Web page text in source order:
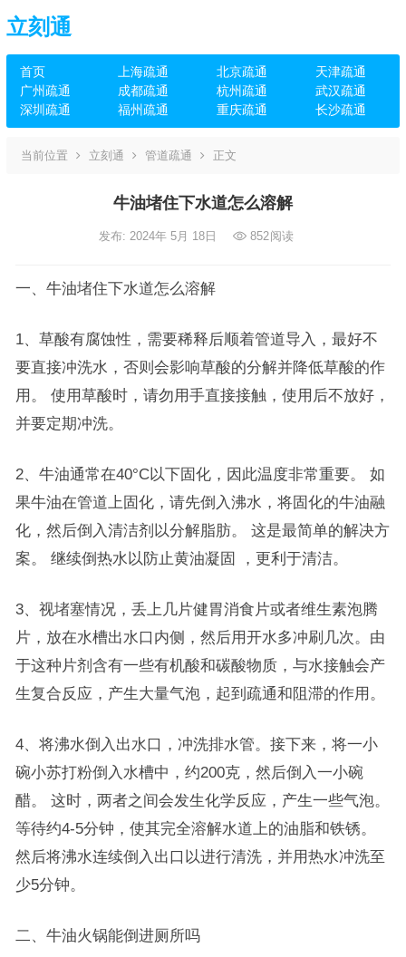
立刻通
首页 上海疏通 北京疏通
天津疏通
广州疏通
成都疏通 杭州疏通
武汉疏通
深圳疏通
福州疏通 重庆疏通 长沙疏通
当前位置 立刻通 管道疏通 正文
牛油堵住下水道怎么溶解
发布: 2024年 5月 18日 852阅读
一、牛油堵住下水道怎么溶解
1、草酸有腐蚀性，需要稀释后顺着管道导入，最好不
要直接冲洗水，否则会影响草酸的分解并降低草酸的作
用。 使用草酸时，请勿用手直接接触，使用后不放好，
并要定期冲洗。
2、牛油通常在40°C以下固化，因此温度非常重要。 如
果牛油在管道上固化，请先倒入沸水，将固化的牛油融
化，然后倒入清洁剂以分解脂肪。 这是最简单的解决方
案。 继续倒热水以防止黄油凝固 ，更利于清洁。
3、视堵塞情况，丢上几片健胃消食片或者维生素泡腾
片，放在水槽出水口内侧，然后用开水多冲刷几次。由
于这种片剂含有一些有机酸和碳酸物质，与水接触会产
生复合反应，产生大量气泡，起到疏通和阻滞的作用。
4、将沸水倒入出水口，冲洗排水管。接下来，将一小
碗小苏打粉倒入水槽中，约200克，然后倒入一小碗
醋。 这时，两者之间会发生化学反应，产生一些气泡。
等待约4-5分钟，使其完全溶解水道上的油脂和铁锈。
然后将沸水连续倒入出口以进行清洗，并用热水冲洗至
少5分钟。
二、牛油火锅能倒进厕所吗